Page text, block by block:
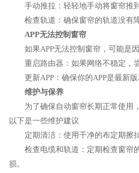
手动推拉：轻轻地手动将窗帘推
检查轨道：确保窗帘的轨道没有
APP无法控制窗帘
如果APP无法控制窗帘，可能是
重启路由器：如果网络不稳定，
更新APP：确保你的APP是最新
维护与保养
为了确保自动窗帘长期正常使用
以下是一些维护建议
定期清洁：使用干净的布定期擦
检查电缆和轨道：定期检查窗帘
损。